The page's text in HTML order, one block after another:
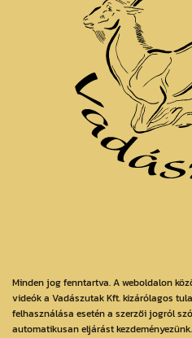
Minden jog fenntartva. A weboldalon
videók a Vadászutak Kft. kizárólagos
felhasználása esetén a szerzői jogról
automatikusan eljárást kezdeményezünk.